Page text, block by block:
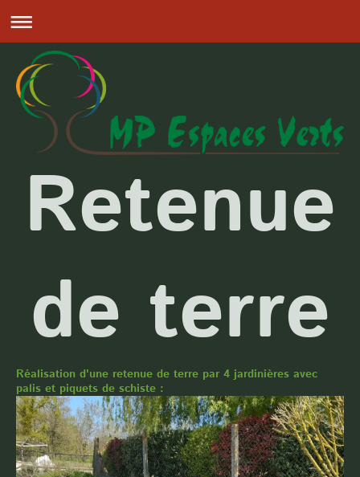
Retenue
de terre
Réalisation d'une retenue de terre par 4 jardinières avec
palis et piquets de schiste :